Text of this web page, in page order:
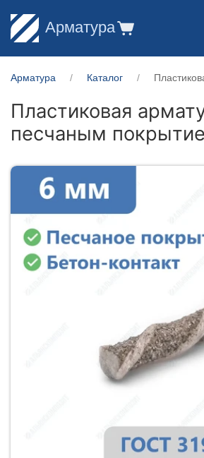
Арматура
Арматура Каталог
Пластиковая
песчаным